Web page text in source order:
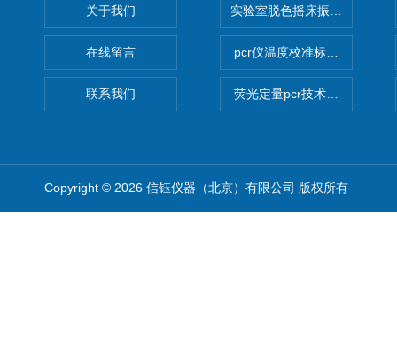
关于我们
在线留言
联系我们
实验室脱色摇床振荡器
pcr仪温度校准标定设备
荧光定量pcr技术定制化服务
Copyright © 2026 信钰仪器（北京）有限公司 版权所有